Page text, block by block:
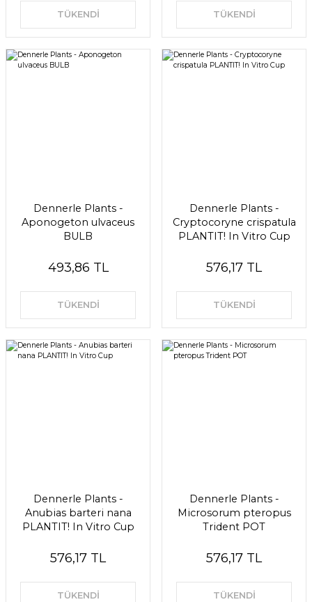
TÜKENDİ TÜKENDİ
Dennerle Plants -
Aponogeton ulvaceus
BULB
493,86 TL
TÜKENDİ
Dennerle Plants -
Cryptocoryne crispatula
PLANTIT! In Vitro Cup
576,17 TL
TÜKENDİ
Dennerle Plants -
Anubias barteri nana
PLANTIT! In Vitro Cup
576,17 TL
TÜKENDİ
Dennerle Plants -
Microsorum pteropus
Trident POT
576,17 TL
TÜKENDİ